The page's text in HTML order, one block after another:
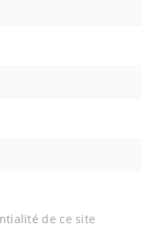
de ce site